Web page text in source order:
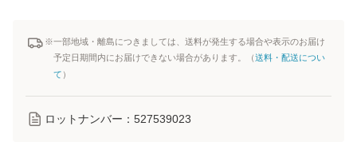
※一部地域・離島につきましては、送料が発生する場合や表示のお届け
予定日期間内にお届けできない場合があります。（送料・配送につい
て ）
ロットナンバー： 527539023